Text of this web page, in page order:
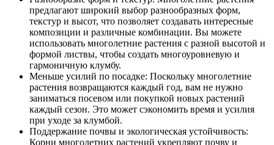
предлагают широкий выбор разнообразных форм,
текстур и высот, что позволяет создавать интересные
композиции и различные комбинации. Вы можете
использовать многолетние растения с разной высотой и
формой листвы, чтобы создать многоуровневую и
гармоничную клумбу.
Меньше усилий по посадке: Поскольку многолетние
растения возвращаются каждый год, вам не нужно
заниматься посевом или покупкой новых растений
каждый сезон. Это может сэкономить время и усилия
при уходе за клумбой.
Поддержание почвы и экологическая устойчивость:
Корни многолетних растений укрепляют почву и